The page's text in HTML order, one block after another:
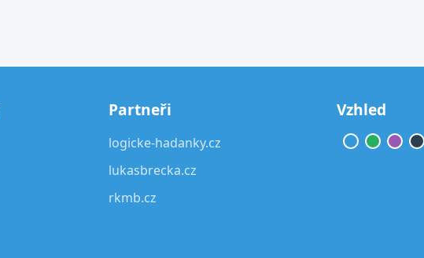
Partneři
logicke-hadanky.cz
lukasbrecka.cz
rkmb.cz
Vzhled